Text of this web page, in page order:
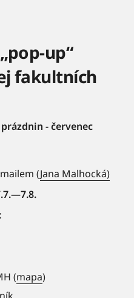
up“
fakultních
- červenec
(Jana Malhocká)
(mapa)